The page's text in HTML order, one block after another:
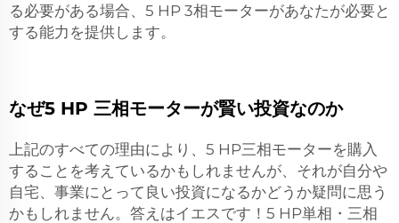
る必要がある場合、5 HP 3相モーターがあなたが必要と
する能力を提供します。
なぜ5 HP 三相モーターが賢い投資なのか
上記のすべての理由により、5 HP三相モーターを購入
することを考えているかもしれませんが、それが自分や
自宅、事業にとって良い投資になるかどうか疑問に思う
かもしれません。答えはイエスです！5 HP単相・三相